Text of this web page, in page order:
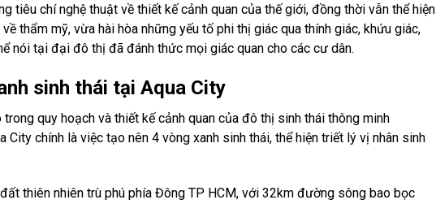
tiêu chí nghệ thuật về thiết kế cảnh quan của thế giới, đồng thời vẫn thể hiện
thẩm mỹ, vừa hài hòa những yếu tố phi thị giác qua thính giác, khứu giác,
nói tại đại đô thị đã đánh thức mọi giác quan cho các cư dân.
sinh thái tại Aqua City
quy hoạch và thiết kế cảnh quan của đô thị sinh thái thông minh
City chính là việc tạo nên 4 vòng xanh sinh thái, thể hiện triết lý vị nhân sinh
thiên nhiên trù phú phía Đông TP HCM, với 32km đường sông bao bọc